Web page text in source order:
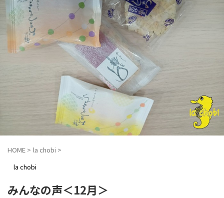
HOME > la chobi >
la chobi
みんなの声＜12月＞